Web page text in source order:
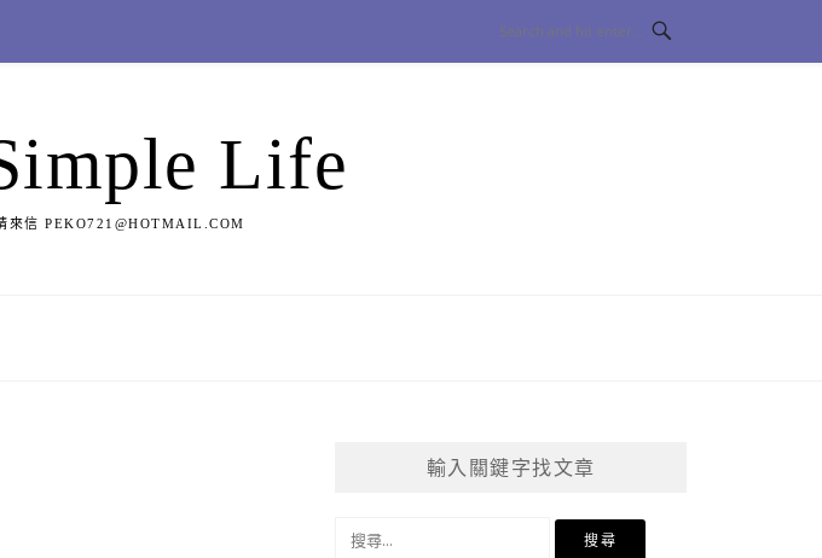
Life
信 PEKO721@HOTMAIL.COM
輸入關鍵字找文章